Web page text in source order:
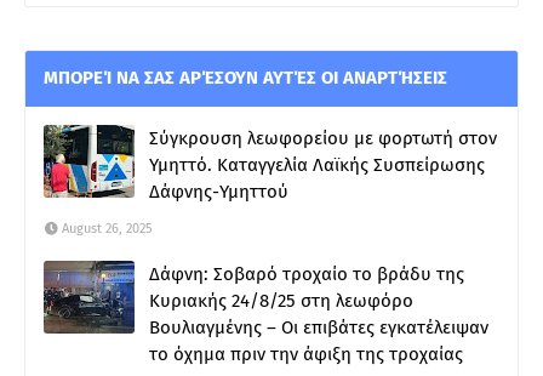
ΜΠΟΡΕΊ ΝΑ ΣΑΣ ΑΡΈΣΟΥΝ ΑΥΤΈΣ ΟΙ ΑΝΑΡΤΉΣΕΙΣ
Σύγκρουση λεωφορείου με φορτωτή στον
Υμηττό. Καταγγελία Λαϊκής Συσπείρωσης
Δάφνης-Υμηττού
August 26, 2025
Δάφνη: Σοβαρό τροχαίο το βράδυ της
Κυριακής 24/8/25 στη λεωφόρο
Βουλιαγμένης – Οι επιβάτες εγκατέλειψαν
το όχημα πριν την άφιξη της τροχαίας